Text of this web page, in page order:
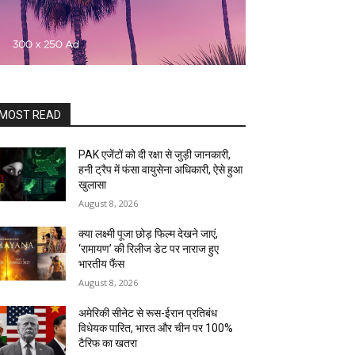
READ
PAK एजेंटों को दी रक्षा से जुड़ी जानकारी,
हनी ट्रैप में फंसा वायुसेना अधिकारी, ऐसे हुआ
खुलासा
August 8, 2026
क्या लक्ष्मी पूजा छोड़ फिल्म देखने जाएं,
‘रामायण’ की रिलीज डेट पर नाराज हुए
भारतीय फैंस
August 8, 2026
अमेरिकी सीनेट से रूस-ईरान प्रतिबंध
विधेयक पारित, भारत और चीन पर 100%
टैरिफ का खतरा